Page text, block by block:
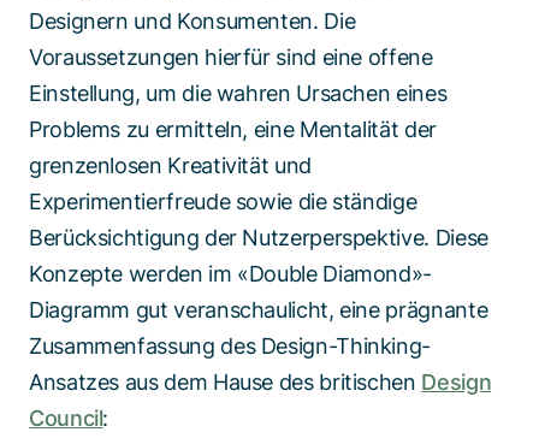
Designern und Konsumenten. Die
Voraussetzungen hierfür sind eine offene
Einstellung, um die wahren Ursachen eines
Problems zu ermitteln, eine Mentalität der
grenzenlosen Kreativität und
Experimentierfreude sowie die ständige
Berücksichtigung der Nutzerperspektive. Diese
Konzepte werden im «Double Diamond»-
Diagramm gut veranschaulicht, eine prägnante
Zusammenfassung des Design-Thinking-
Ansatzes aus dem Hause des britischen Design
Council: